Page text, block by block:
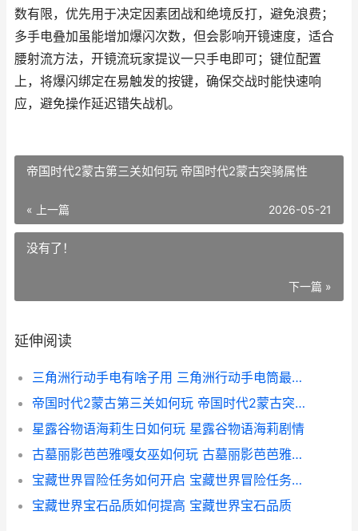
数有限，优先用于决定因素团战和绝境反打，避免浪费；
多手电叠加虽能增加爆闪次数，但会影响开镜速度，适合
腰射流方法，开镜流玩家提议一只手电即可；键位配置
上，将爆闪绑定在易触发的按键，确保交战时能快速响
应，避免操作延迟错失战机。
帝国时代2蒙古第三关如何玩 帝国时代2蒙古突骑属性
« 上一篇 2026-05-21
没有了！
下一篇 »
延伸阅读
三角洲行动手电有啥子用 三角洲行动手电筒最多的枪
帝国时代2蒙古第三关如何玩 帝国时代2蒙古突骑属性
星露谷物语海莉生日如何玩 星露谷物语海莉剧情
古墓丽影芭芭雅嘎女巫如何玩 古墓丽影芭芭雅嘎任务奖励
宝藏世界冒险任务如何开启 宝藏世界冒险任务怎么做
宝藏世界宝石品质如何提高 宝藏世界宝石品质